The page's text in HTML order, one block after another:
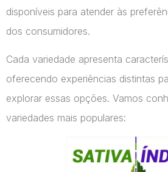
disponíveis para atender às
dos consumidores.
Cada variedade apresenta
oferecendo experiências distintas
explorar essas opções. Vamos
variedades mais populares: